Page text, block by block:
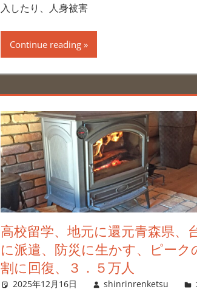
入したり、人身被害
Continue reading
高校留学、地元に還元青森県、
に派遣、防災に生かす、ピーク
割に回復、３．５万人
2025年12月16日 shinrinrenketsu